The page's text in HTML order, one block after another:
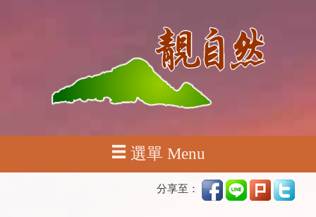
選單 Menu
分享至：